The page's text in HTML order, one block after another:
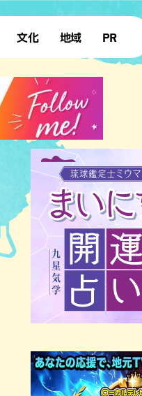
文化
復帰50年
地域
本島北部
本島南部
北部離島
PR